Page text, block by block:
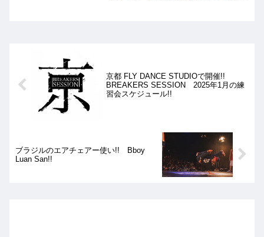
京都 FLY DANCE STUDIOで開催!!
BREAKERS SESSION 2025年1月の練
習会スケジュール!!
ブラジルのエアチェアー使い!! Bboy
Luan San!!